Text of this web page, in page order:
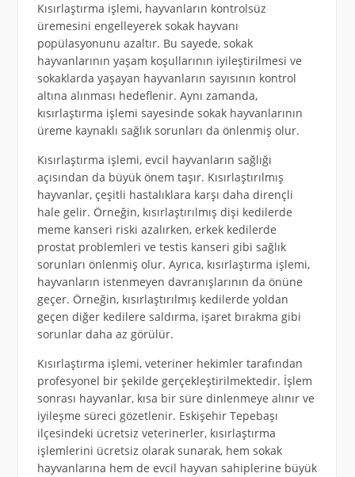
Kısırlaştırma işlemi, hayvanların kontrolsüz
üremesini engelleyerek sokak hayvanı
popülasyonunu azaltır. Bu sayede, sokak
hayvanlarının yaşam koşullarının iyileştirilmesi ve
sokaklarda yaşayan hayvanların sayısının kontrol
altına alınması hedeflenir. Aynı zamanda,
kısırlaştırma işlemi sayesinde sokak hayvanlarının
üreme kaynaklı sağlık sorunları da önlenmiş olur.
Kısırlaştırma işlemi, evcil hayvanların sağlığı
açısından da büyük önem taşır. Kısırlaştırılmış
hayvanlar, çeşitli hastalıklara karşı daha dirençli
hale gelir. Örneğin, kısırlaştırılmış dişi kedilerde
meme kanseri riski azalırken, erkek kedilerde
prostat problemleri ve testis kanseri gibi sağlık
sorunları önlenmiş olur. Ayrıca, kısırlaştırma işlemi,
hayvanların istenmeyen davranışlarının da önüne
geçer. Örneğin, kısırlaştırılmış kedilerde yoldan
geçen diğer kedilere saldırma, işaret bırakma gibi
sorunlar daha az görülür.
Kısırlaştırma işlemi, veteriner hekimler tarafından
profesyonel bir şekilde gerçekleştirilmektedir. İşlem
sonrası hayvanlar, kısa bir süre dinlenmeye alınır ve
iyileşme süreci gözetlenir. Eskişehir Tepebaşı
ilçesindeki ücretsiz veterinerler, kısırlaştırma
işlemlerini ücretsiz olarak sunarak, hem sokak
hayvanlarına hem de evcil hayvan sahiplerine büyük